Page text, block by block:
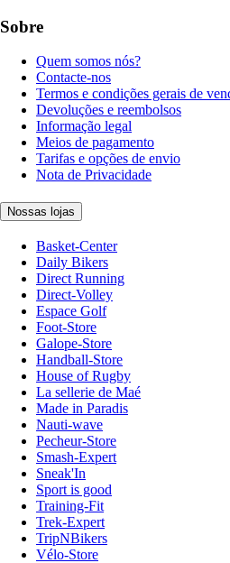
Sobre
Quem somos nós?
Contacte-nos
Termos e condições gerais de
Devoluções e reembolsos
Informação legal
Meios de pagamento
Tarifas e opções de envio
Nota de Privacidade
Nossas lojas
Basket-Center
Daily Bikers
Direct Running
Direct-Volley
Espace Golf
Foot-Store
Galope-Store
Handball-Store
House of Rugby
La sellerie de Maé
Made in Paradis
Nauti-wave
Pecheur-Store
Smash-Expert
Sneak'In
Sport is good
Training-Fit
Trek-Expert
TripNBikers
Vélo-Store